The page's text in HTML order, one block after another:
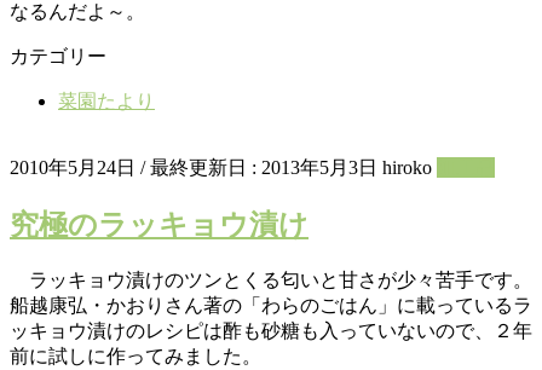
なるんだよ～。
カテゴリー
菜園たより
2010年5月24日 / 最終更新日 : 2013年5月3日 hiroko
究極のラッキョウ漬け
ラッキョウ漬けのツンとくる匂いと甘さが少々苦手です。
船越康弘・かおりさん著の「わらのごはん」に載っているラ
ッキョウ漬けのレシピは酢も砂糖も入っていないので、２年
前に試しに作ってみました。